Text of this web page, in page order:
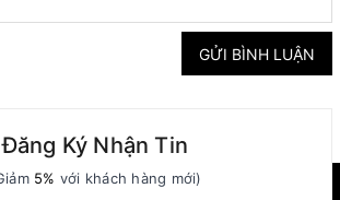
GỬI BÌNH LUẬN
Đăng Ký Nhận Tin
5% với khách hàng mới)